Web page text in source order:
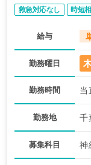
救急対応なし 時短
給与
勤務曜日
勤務時間
勤務地 千
募集科目